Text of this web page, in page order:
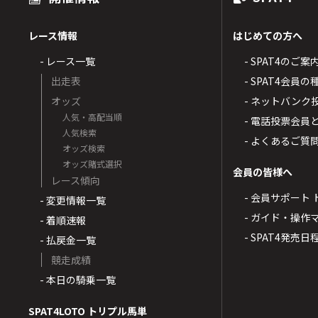
レース情報
- レース一覧
出走表
オッズ
人気・高配当順
人気検索
オッズ検索
オッズ賭式選択
レース傾向
- 変更情報一覧
- 着順速報
- 払戻金一覧
競走成績
- 本日の騎乗一覧
SPAT4LOTO トリプル馬単
はじめての方へ
- SPAT4のご案
- SPAT4会員の
- ネットバンク
- 電話投票会員
- よくあるご質
会員の皆様へ
- 会員サポート
- ガイド・操作
- SPAT4発売日